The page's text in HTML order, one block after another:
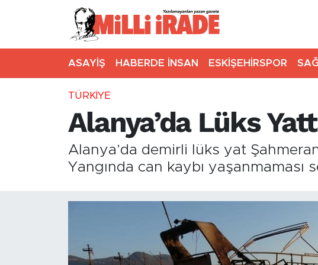
ASAYİŞ HABERDE İNSAN ESKİŞEHİRSPOR
TÜRKİYE
Alanya’da Lüks
Alanya’da demirli lüks yat
Yangında can kaybı yaşanmaması